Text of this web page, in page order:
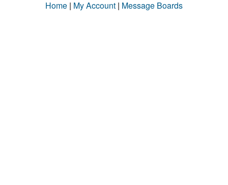
Home | My Account | Message Boards